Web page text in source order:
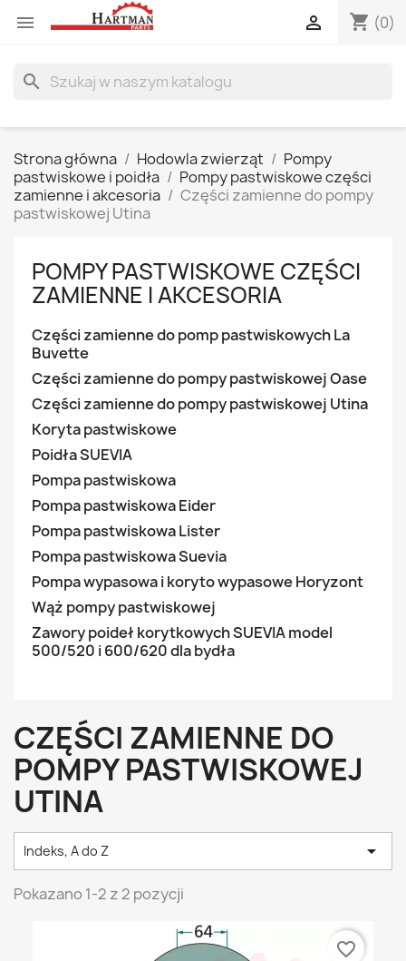
 shopping_cart (0)

search
Strona główna Hodowla zwierząt
Pompy
pastwiskowe i poidła
Pompy pastwiskowe części
zamienne i akcesoria
Części zamienne do pompy
pastwiskowej Utina
POMPY PASTWISKOWE CZĘŚCI
ZAMIENNE I AKCESORIA
Części zamienne do pomp pastwiskowych La
Buvette
Części zamienne do pompy pastwiskowej Oase
Części zamienne do pompy pastwiskowej Utina
Koryta pastwiskowe
Poidła SUEVIA
Pompa pastwiskowa
Pompa pastwiskowa Eider
Pompa pastwiskowa Lister
Pompa pastwiskowa Suevia
Pompa wypasowa i koryto wypasowe Horyzont
Wąż pompy pastwiskowej
Zawory poideł korytkowych SUEVIA model
500/520 i 600/620 dla bydła
CZĘŚCI ZAMIENNE DO
POMPY PASTWISKOWEJ
UTINA
Indeks, A do Z 
Pokazano 1-2 z 2 pozycji
favorite_border